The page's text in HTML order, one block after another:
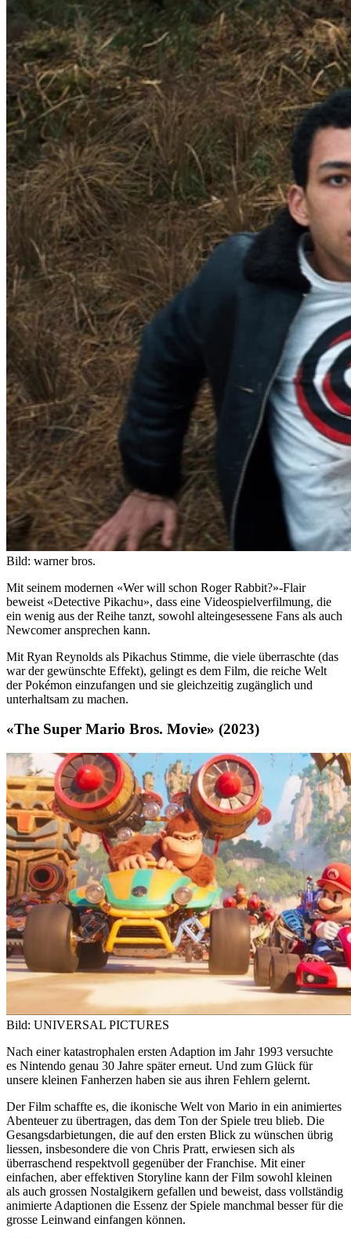
Bild: warner bros.
Mit seinem modernen «Wer will schon Roger Rabbit?»-Flair
beweist «Detective Pikachu», dass eine Videospielverfilmung, die
ein wenig aus der Reihe tanzt, sowohl alteingesessene Fans als auch
Newcomer ansprechen kann.
Mit Ryan Reynolds als Pikachus Stimme, die viele überraschte (das
war der gewünschte Effekt), gelingt es dem Film, die reiche Welt
der Pokémon einzufangen und sie gleichzeitig zugänglich und
unterhaltsam zu machen.
«The Super Mario Bros. Movie» (2023)
Bild: UNIVERSAL PICTURES
Nach einer katastrophalen ersten Adaption im Jahr 1993 versuchte
es Nintendo genau 30 Jahre später erneut. Und zum Glück für
unsere kleinen Fanherzen haben sie aus ihren Fehlern gelernt.
Der Film schaffte es, die ikonische Welt von Mario in ein animiertes
Abenteuer zu übertragen, das dem Ton der Spiele treu blieb. Die
Gesangsdarbietungen, die auf den ersten Blick zu wünschen übrig
liessen, insbesondere die von Chris Pratt, erwiesen sich als
überraschend respektvoll gegenüber der Franchise. Mit einer
einfachen, aber effektiven Storyline kann der Film sowohl kleinen
als auch grossen Nostalgikern gefallen und beweist, dass vollständig
animierte Adaptionen die Essenz der Spiele manchmal besser für die
grosse Leinwand einfangen können.